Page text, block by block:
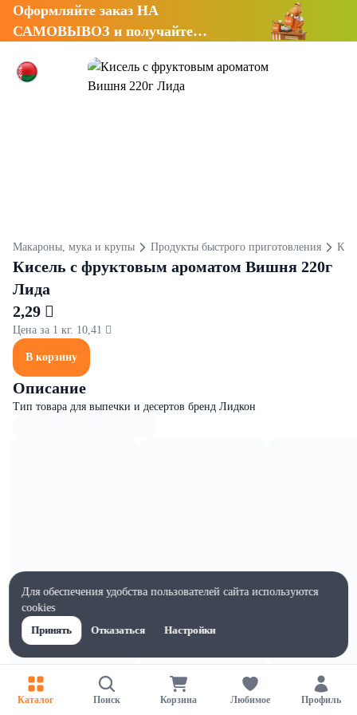
Оформляйте заказ НА
САМОВЫВОЗ и получайте
Макароны, мука и крупы Продукты быстрого приготовления
Кисель с фруктовым ароматом Вишня 220г
Лида
2,29 
Цена за 1 кг. 10,41 
В корзину
Описание
Тип товара для выпечки и десертов бренд Лидкон
Характеристики
Ширина, мм
Каталог Поиск Корзина Любимое Профиль
Для обеспечения удобства пользователей сайта используются
cookies
Принять
Отказаться Настройки